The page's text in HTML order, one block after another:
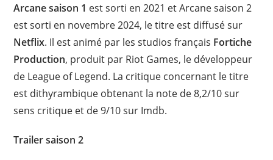
Arcane saison 1 est sorti en 2021 et Arcane saison 2
est sorti en novembre 2024, le titre est diffusé sur
Netflix. Il est animé par les studios français Fortiche
Production, produit par Riot Games, le développeur
de League of Legend. La critique concernant le titre
est dithyrambique obtenant la note de 8,2/10 sur
sens critique et de 9/10 sur Imdb.
Trailer saison 2